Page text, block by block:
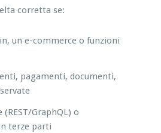
corretta se:
un e-commerce o funzioni
pagamenti, documenti,
(REST/GraphQL) o
terze parti